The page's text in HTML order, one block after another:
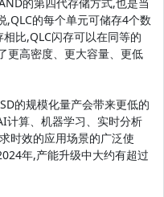
,QLC的每个单元可储存4个数
比,QLC闪存可以在同等的
更高密度、更大容量、更低
的规模化量产会带来更低的
计算、机器学习、实时分析
时效的应用场景的广泛使
年,产能升级中大约有超过